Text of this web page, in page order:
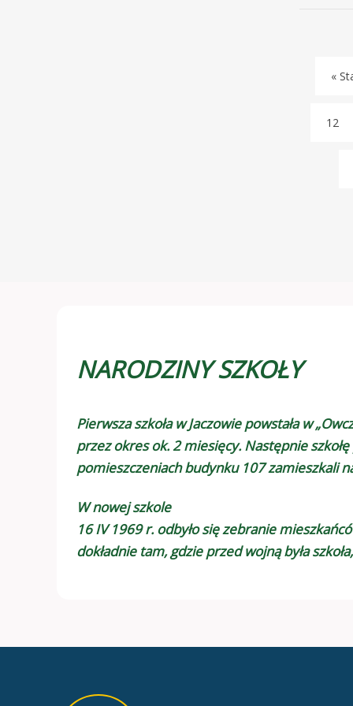
«
12
NARODZINY SZKOŁY
Pierwsza szkoła w Jaczowie powstała w
przez okres ok. 2 miesięcy. Następnie
pomieszczeniach budynku 107 zamieszkali
W nowej szkole
16 IV 1969 r. odbyło się zebranie
dokładnie tam, gdzie przed wojną była